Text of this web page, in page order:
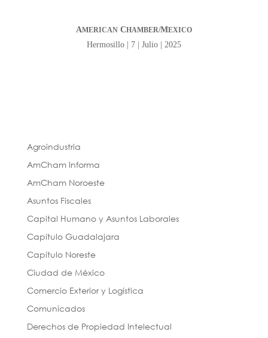
AMERICANCHAMBER/MEXICO
Hermosillo | 7 | Julio | 2025
Agroindustria
AmCham Informa
AmCham Noroeste
Asuntos Fiscales
Capital Humano y Asuntos Laborales
Capítulo Guadalajara
Capítulo Noreste
Ciudad de México
Comercio Exterior y Logística
Comunicados
Derechos de Propiedad Intelectual